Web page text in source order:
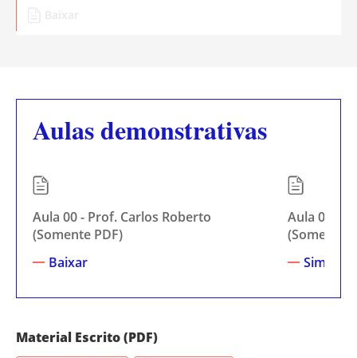
Aulas demonstrativas
Aula 00 - Prof. Carlos Roberto
(Somente PDF)
Baixar
Aula 00 -
(Somente
Material Escrito (PDF)